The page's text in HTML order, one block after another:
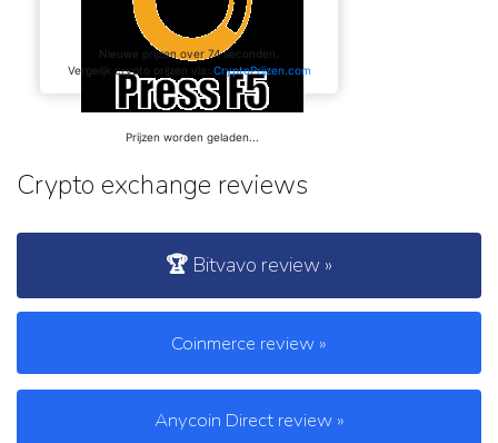
Crypto exchange reviews
🏆 Bitvavo review »
Coinmerce review »
Anycoin Direct review »